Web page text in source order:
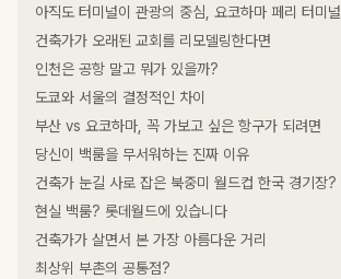
아직도 터미널이 관광의 중심, 요코하마 페리 터미널
건축가가 오래된 교회를 리모델링한다면
인천은 공항 말고 뭐가 있을까?
도쿄와 서울의 결정적인 차이
부산 vs 요코하마, 꼭 가보고 싶은 항구가 되려면
당신이 백룸을 무서워하는 진짜 이유
건축가 눈길 사로 잡은 북중미 월드컵 한국 경기장?
현실 백룸? 롯데월드에 있습니다
건축가가 살면서 본 가장 아름다운 거리
최상위 부촌의 공통점?